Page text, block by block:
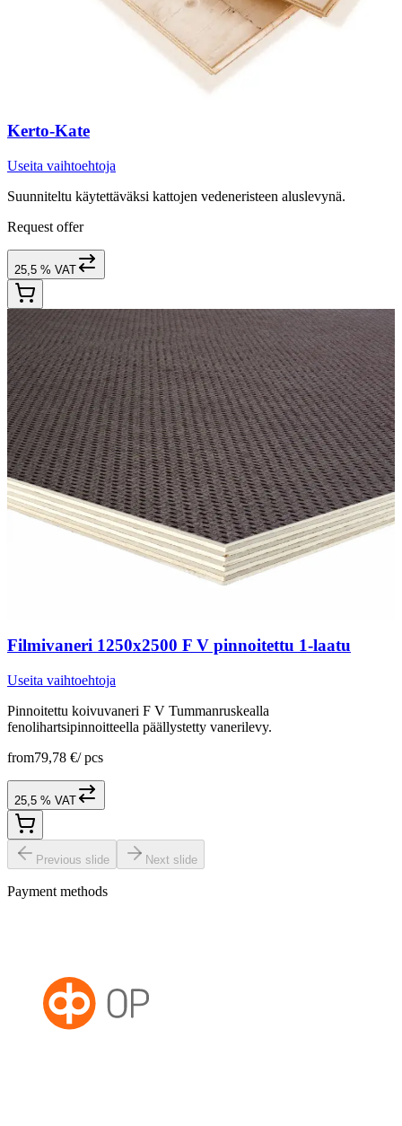
Kerto-Kate
Useita vaihtoehtoja
Suunniteltu käytettäväksi kattojen vedeneristeen aluslevynä.
Request offer
25,5 % VAT
Filmivaneri 1250x2500 F V pinnoitettu 1-laatu
Useita vaihtoehtoja
Pinnoitettu koivuvaneri F V Tummanruskealla
fenolihartsipinnoitteella päällystetty vanerilevy.
from79,78 €/ pcs
25,5 % VAT
Previous slide Next slide
Payment methods